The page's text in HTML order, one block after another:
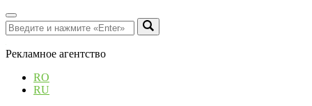
Рекламное агентство
RO
RU